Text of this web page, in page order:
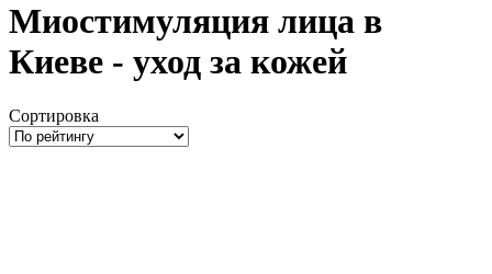
Миостимуляция лица в
Киеве - уход за кожей
Сортировка